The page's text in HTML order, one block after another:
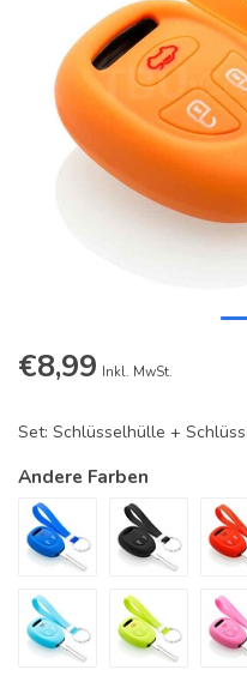
€8,99 Inkl. MwSt.
Set: Schlüsselhülle +
Andere Farben